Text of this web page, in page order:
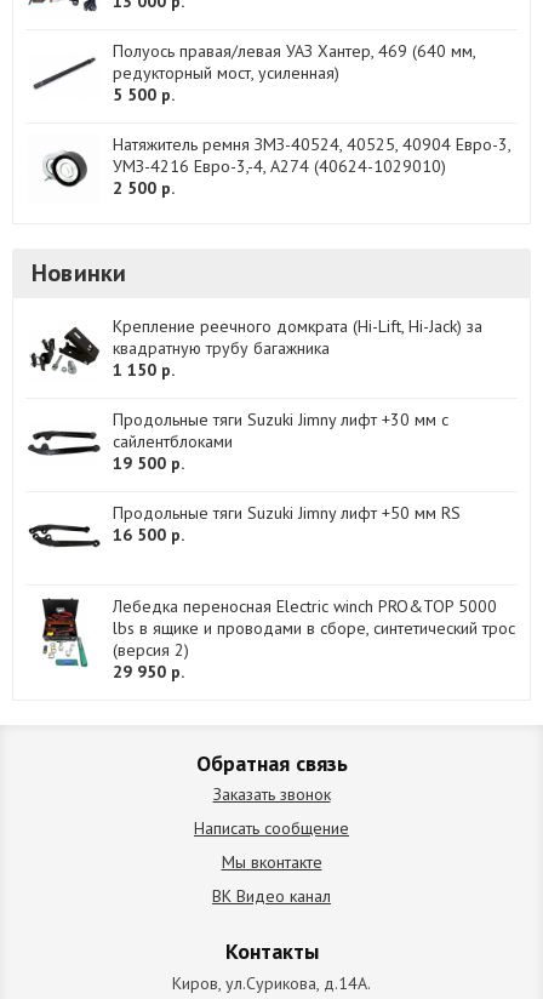
Полуось правая/левая УАЗ Хантер, 469 (640 мм,
редукторный мост, усиленная)
5 500 р.
Натяжитель ремня ЗМЗ-40524, 40525, 40904 Евро-3,
УМЗ-4216 Евро-3,-4, А274 (40624-1029010)
2 500 р.
Новинки
Крепление реечного домкрата (Hi-Lift, Hi-Jack) за
квадратную трубу багажника
1 150 р.
Продольные тяги Suzuki Jimny лифт +30 мм с
сайлентблоками
19 500 р.
Продольные тяги Suzuki Jimny лифт +50 мм RS
16 500 р.
Лебедка переносная Electric winch PRO&TOP 5000
lbs в ящике и проводами в сборе, синтетический трос
(версия 2)
29 950 р.
Обратная связь
Заказать звонок
Написать сообщение
Мы вконтакте
ВК Видео канал
Контакты
Киров, ул.Сурикова, д.14А.